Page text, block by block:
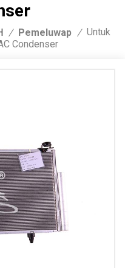
/ Pemeluwap / Untuk
Condenser